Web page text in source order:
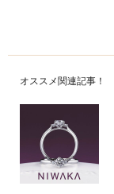
オススメ関連記事！